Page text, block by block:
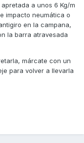
a unos 6 Kg/m
impacto neumática o
en la campana,
la barra atravesada
márcate con un
para volver a llevarla